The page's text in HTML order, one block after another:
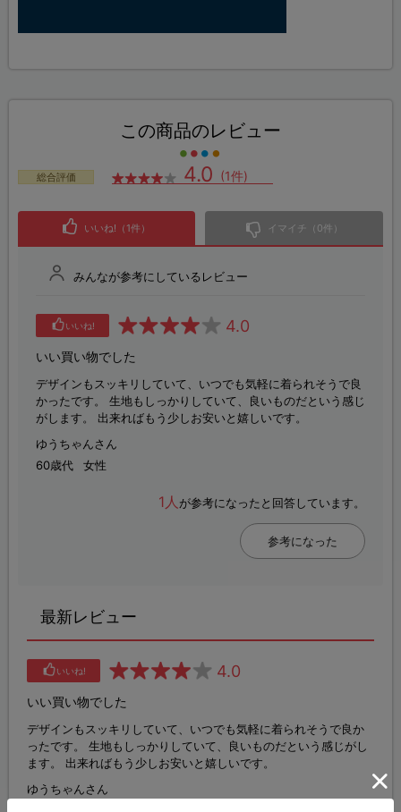
この商品のレビュー
総合評価 4.0 (1件)
いいね!（1件） イマイチ（0件）
みんなが参考にしているレビュー
いいね! 4.0
いい買い物でした
デザインもスッキリしていて、いつでも気軽に着られそうで良
かったです。 生地もしっかりしていて、良いものだという感じ
がします。 出来ればもう少しお安いと嬉しいです。
ゆうちゃんさん
60歳代
女性
1人 が参考になったと回答しています。
参考になった
最新レビュー
いいね! 4.0
いい買い物でした
デザインもスッキリしていて、いつでも気軽に着られそうで良か
ったです。 生地もしっかりしていて、良いものだという感じがし
ます。 出来ればもう少しお安いと嬉しいです。
ゆうちゃんさん